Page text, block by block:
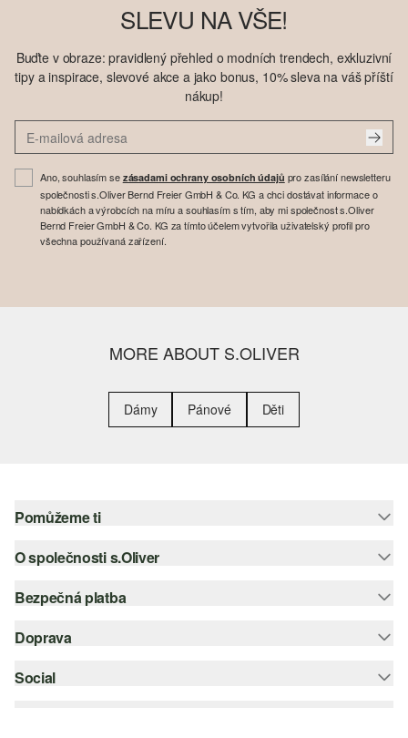
SLEVU NA VŠE!
Buďte v obraze: pravidlený přehled o modních trendech, exkluzivní
tipy a inspirace, slevové akce a jako bonus, 10% sleva na váš příští
nákup!
Ano, souhlasím se zásadami ochrany osobních údajů pro zasílání newsletteru
společnosti s.Oliver Bernd Freier GmbH & Co. KG a chci dostávat informace o
nabídkách a výrobcích na míru a souhlasím s tím, aby mi společnost s.Oliver
Bernd Freier GmbH & Co. KG za tímto účelem vytvořila uživatelský profil pro
všechna používaná zařízení.
MORE ABOUT S.OLIVER
Dámy Pánové Děti
Pomůžeme ti
Nápověda – často kladené otázky
Nápověda k velikostem
O společnosti s.Oliver
Newsletter
s.Oliver Group
Bezpečná platba
Platební karta
PayPal
Doprava
Česká pošta
Social